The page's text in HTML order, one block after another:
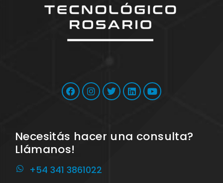
Necesitás hacer una consulta?
Llámanos!
+54 341 3861022